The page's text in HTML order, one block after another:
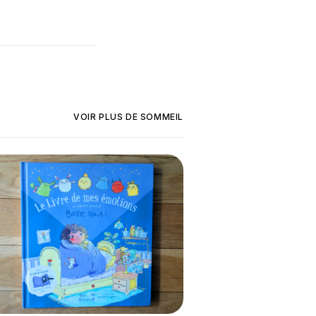
VOIR PLUS DE SOMMEIL